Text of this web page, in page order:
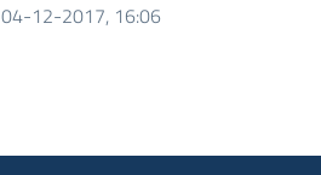
04-12-2017, 16:06